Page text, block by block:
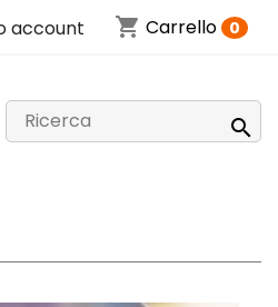
account shopping_cart Carrello 0
